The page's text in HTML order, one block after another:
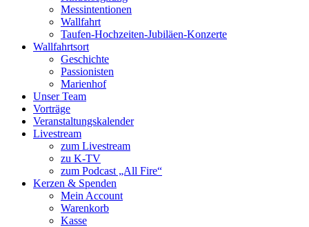
Messintentionen
Wallfahrt
Taufen-Hochzeiten-Jubiläen-Konzerte
Wallfahrtsort
Geschichte
Passionisten
Marienhof
Unser Team
Vorträge
Veranstaltungskalender
Livestream
zum Livestream
zu K-TV
zum Podcast „All Fire“
Kerzen & Spenden
Mein Account
Warenkorb
Kasse